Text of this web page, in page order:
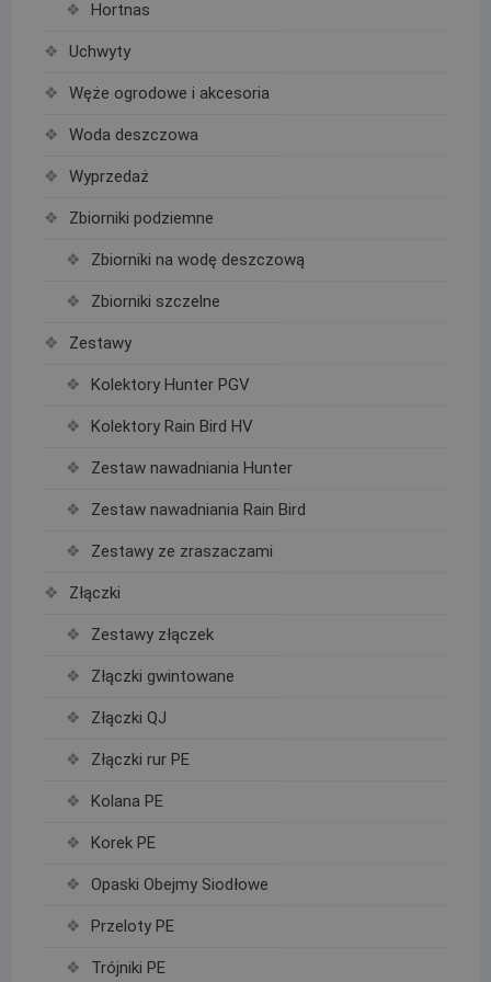
Hortnas
Uchwyty
Węże ogrodowe i akcesoria
Woda deszczowa
Wyprzedaż
Zbiorniki podziemne
Zbiorniki na wodę deszczową
Zbiorniki szczelne
Zestawy
Kolektory Hunter PGV
Kolektory Rain Bird HV
Zestaw nawadniania Hunter
Zestaw nawadniania Rain Bird
Zestawy ze zraszaczami
Złączki
Zestawy złączek
Złączki gwintowane
Złączki QJ
Złączki rur PE
Kolana PE
Korek PE
Opaski Obejmy Siodłowe
Przeloty PE
Trójniki PE